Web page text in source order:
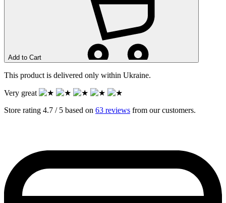
Add to Cart
This product is delivered only within Ukraine.
Very great
Store rating 4.7 / 5 based on 63 reviews from our customers.